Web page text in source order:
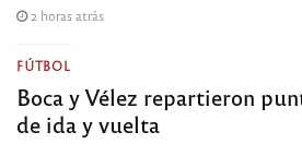
2 horas atrás
FÚTBOL
Boca y Vélez repartieron
de ida y vuelta